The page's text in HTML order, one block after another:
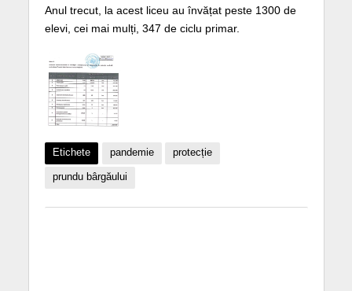
Anul trecut, la acest liceu au învățat peste 1300 de
elevi, cei mai mulți, 347 de ciclu primar.
Etichete pandemie protecție
prundu bârgăului